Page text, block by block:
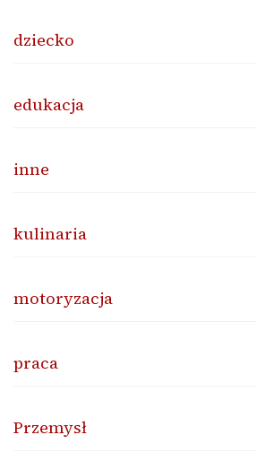
dziecko
edukacja
inne
kulinaria
motoryzacja
praca
Przemysł